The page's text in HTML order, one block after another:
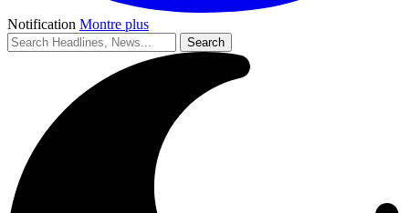
Notification Montre plus